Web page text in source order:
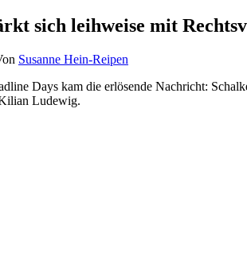
sich leihweise mit
Susanne Hein-Reipen
Days kam die erlösende Nachricht:
Ludewig.